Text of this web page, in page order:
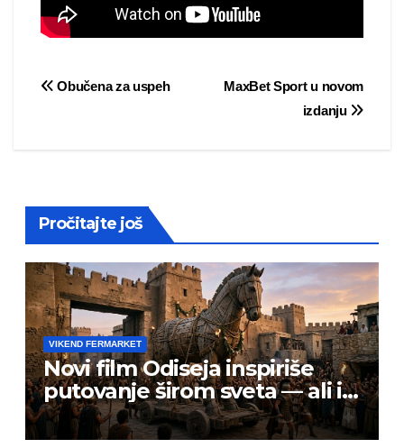
Post
MaxBet Sport u novom
izdanju
Obučena za uspeh
Pročitajte još
VIKEND FERMARKET
Novi film Odiseja inspiriše
putovanje širom sveta — ali i
prevarante